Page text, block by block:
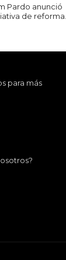
Pardo anunció
de reforma...
para más